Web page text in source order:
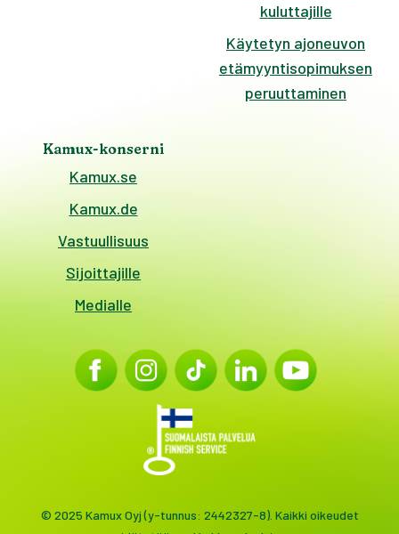
kuluttajille
Käytetyn ajoneuvon
etämyyntisopimuksen
peruuttaminen
Kamux-konserni
Kamux.se
Kamux.de
Vastuullisuus
Sijoittajille
Medialle
© 2025 Kamux Oyj (y-tunnus: 2442327-8). Kaikki oikeudet